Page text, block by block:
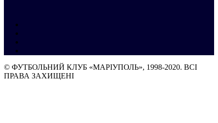
© ФУТБОЛЬНИЙ КЛУБ «МАРІУПОЛЬ», 1998-2020. ВСІ
ПРАВА ЗАХИЩЕНІ